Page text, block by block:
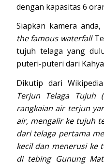
dengan kapasitas 6
Siapkan kamera
the famous waterfall
tujuh telaga yang
puteri-puteri dari
Dikutip dari
Terjun Telaga Tujuh
rangkaian air terjun
air, mengalir ke tujuh
dari telaga pertama
kecil dan menerusi ke
di tebing Gunung